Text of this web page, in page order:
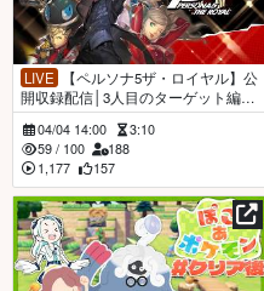
LIVE
開収録配信│3人目のターゲット編
【羽渦ミウネル】
04/04 14:00
3:10
59/ 100
188
1,177
157